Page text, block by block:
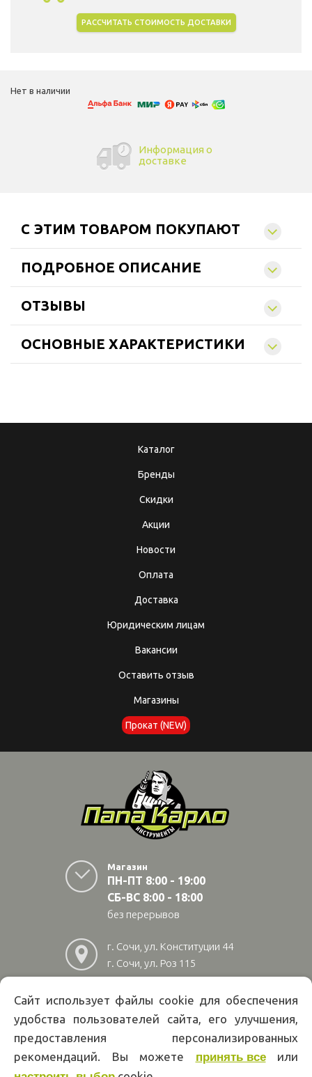
РАССЧИТАТЬ СТОИМОСТЬ ДОСТАВКИ
Нет в наличии
Информация о
доставке
C ЭТИМ ТОВАРОМ ПОКУПАЮТ
ПОДРОБНОЕ ОПИСАНИЕ
ОТЗЫВЫ
ОСНОВНЫЕ ХАРАКТЕРИСТИКИ
Каталог
Бренды
Скидки
Акции
Новости
Оплата
Доставка
Юридическим лицам
Вакансии
Оставить отзыв
Магазины
Прокат (NEW)
Магазин
ПН-ПТ 8:00 - 19:00
СБ-ВС 8:00 - 18:00
без перерывов
г. Сочи, ул. Конституции 44
г. Сочи, ул. Роз 115
г. Адлер, ул Авиационная
28/10
222 02 01
офертой. Указанные цены действуют только при оформлении заказа
через интернет-магазин papakarlotools.ru.
Сайт использует файлы cookie для обеспечения
удобства пользователей сайта, его улучшения,
предоставления персонализированных
рекомендаций. Вы можете принять всеили